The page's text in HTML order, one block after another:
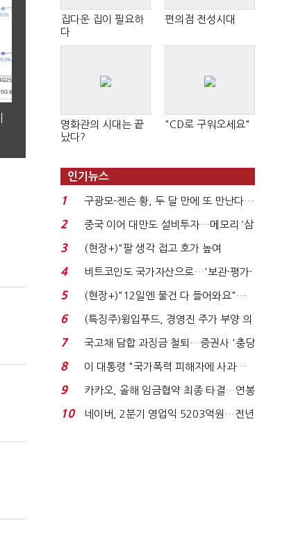
집다운 집이 필요하
다
편의점 전성시대
영화관의 시대는 끝
났다?
"CD로 구워오세요"
인기뉴스
1
구광모-젠슨 황, 두 달 만에 또 만난다…
로봇·AI 등 논...
2
중국 이어 대만도 설비투자…메모리 ‘삼
국전쟁’
3
(현장+)"팔 생각 접고 호가 높여
요"…'덜 똘똘한 한 채' 20...
4
비트코인도 국가자산으로…'보관·평가·
처분' 기준은 ...
5
(현장+)"12일엔 물건 다 들어와요"…
빈 매대 채우며 문 연 ...
6
(특징주)윙입푸드, 경영진 주가 부양 의
지에 상한가...
7
국고채 담합 과징금 철퇴…증권사 '충당
금 폭탄' 우려...
8
이 대통령 "국가폭력 피해자에 사과…
적극적 조사로 진...
9
카카오, 올해 임금협약 최종 타결…연봉
6.3% 인상·격려...
10
네이버, 2분기 영업익 5203억원…전년